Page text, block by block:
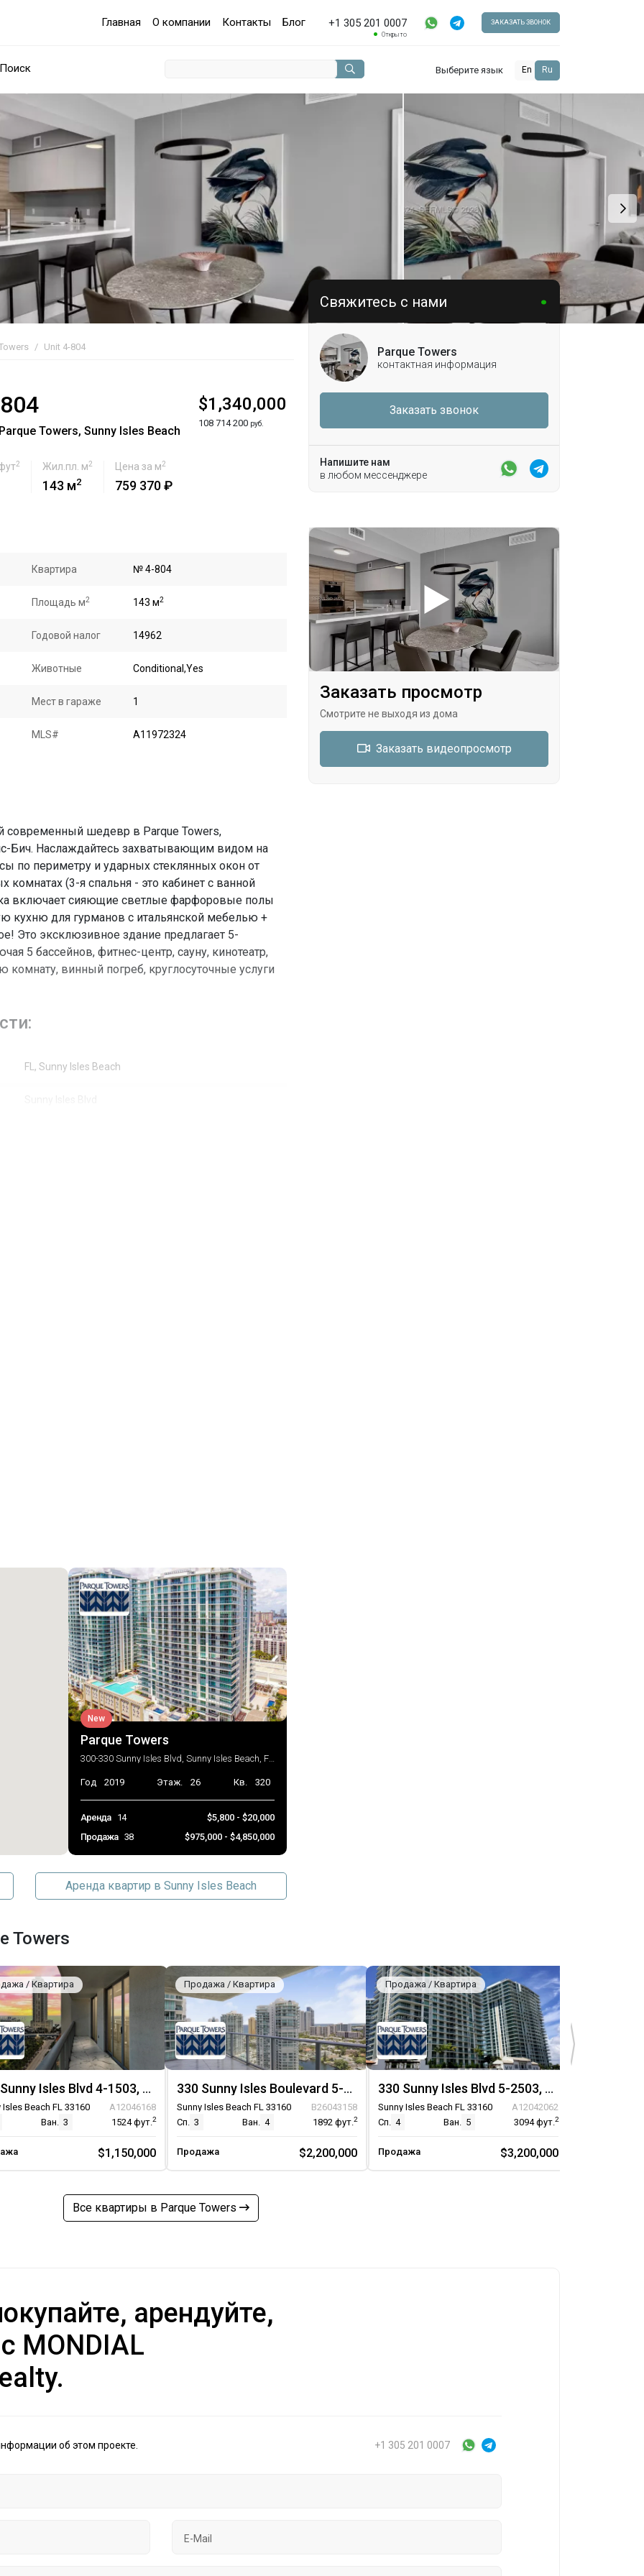
Главная О компании Контакты Блог +1 305 201 0007
Открыто
ЗАКАЗАТЬ ЗВОНОК
Поиск Выберите язык En Ru
Unit 4-804
Towers, Sunny Isles Beach
$1,340,000
108 714 200 руб.
2 Жил.пл. м2
143 м2
Цена за м2
759 370 ₽
Квартира № 4-804
Площадь м2 143 м2
Годовой налог 14962
Животные Conditional,Yes
Мест в гараже 1
MLS# A11972324
современный шедевр в Parque Towers,
Бич. Наслаждайтесь захватывающим видом на
по периметру и ударных стеклянных окон от
комнатах (3-я спальня - это кабинет с ванной
включает сияющие светлые фарфоровые полы
кухню для гурманов с итальянской мебелью +
Это эксклюзивное здание предлагает 5-
5 бассейнов, фитнес-центр, сауну, кинотеатр,
винный погреб, круглосуточные услуги
FL, Sunny Isles Beach
New
Parque Towers
300-330 Sunny Isles Blvd, Sunny Isles Beach, FL 33160
Год 2019 Этаж. 26 Кв. 320
Аренда 14
$5,800 - $20,000
Продажа
38 $975,000 - $4,850,000
Аренда квартир в Sunny Isles Beach
Свяжитесь с нами
Parque Towers
контактная информация
Заказать звонок
Напишите нам
в любом мессенджере
Заказать просмотр
Смотрите не выходя из дома
Заказать видеопросмотр
Towers
/ Квартира
300 Sunny Isles Blvd 4-1503, Unit 4-1503
Isles Beach FL 33160
A12046168
Ван. 3 1524фут.2
$1,150,000
Продажа / Квартира
330 Sunny Isles Boulevard 5-2308, Unit 5-2308
Sunny Isles Beach FL 33160
B26043158
Сп. 3 Ван. 4 1892 фут.2
Продажа $2,200,000
Продажа / Квартира
330 Sunny Isles Blvd 5-2503, Unit 5-2503
Sunny Isles Beach FL 33160
A12042062
Сп. 4 Ван. 5 3094фут.2
Продажа $3,200,000
Все квартиры в Parque Towers
арендуйте,
MONDIAL
об этом проекте. +1 305 201 0007